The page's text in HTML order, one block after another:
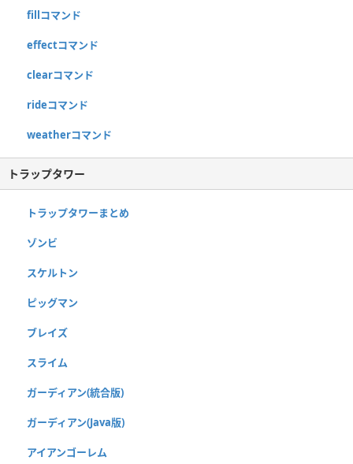
fillコマンド
effectコマンド
clearコマンド
rideコマンド
weatherコマンド
トラップタワー
トラップタワーまとめ
ゾンビ
スケルトン
ピッグマン
ブレイズ
スライム
ガーディアン(統合版)
ガーディアン(Java版)
アイアンゴーレム